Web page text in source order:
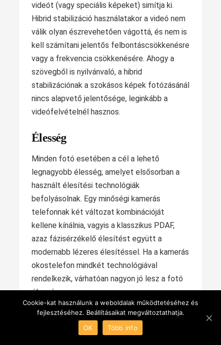
videót (vagy speciális képeket) simítja ki.
Hibrid stabilizáció használatakor a videó nem
válik olyan észrevehetően vágottá, és nem is
kell számítani jelentős felbontáscsökkenésre
vagy a frekvencia csökkenésére. Ahogy a
szövegből is nyilvánvaló, a hibrid
stabilizációnak a szokásos képek fotózásánál
nincs alapvető jelentősége, leginkább a
videófelvételnél hasznos.
Élesség
Minden fotó esetében a cél a lehető
legnagyobb élesség, amelyet elsősorban a
használt élesítési technológiák
befolyásolnak. Egy minőségi kamerás
telefonnak két változat kombinációját
kellene kínálnia, vagyis a klasszikus PDAF,
azaz fázisérzékelő élesítést együtt a
modernabb lézeres élesítéssel. Ha a kamerás
okostelefon mindkét technológiával
rendelkezik, várhatóan nagyon jó lesz a fotó
élessége.
Előre beállított módok és
mesterséges intelligencia
Cookie-kat használunk a weboldalak működtetéséhez és
fejlesztéséhez. Beállításaikat megváltoztathatja.
OK
Több info